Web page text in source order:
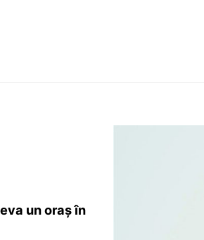
un oraș în